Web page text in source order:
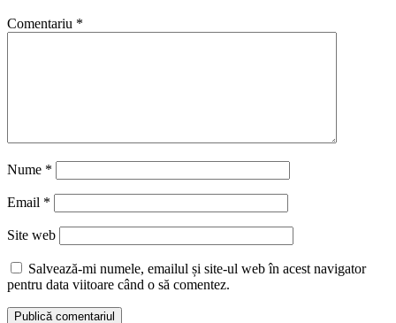
Comentariu *
Nume *
Email *
Site web
Salvează-mi numele, emailul și site-ul web în acest navigator
pentru data viitoare când o să comentez.